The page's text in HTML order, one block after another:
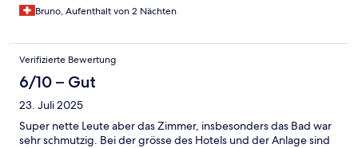
Bruno, Aufenthalt von 2 Nächten
Verifizierte Bewertung
6/10 – Gut
23. Juli 2025
Super nette Leute aber das Zimmer, insbesonders das Bad war
sehr schmutzig. Bei der grösse des Hotels und der Anlage sind